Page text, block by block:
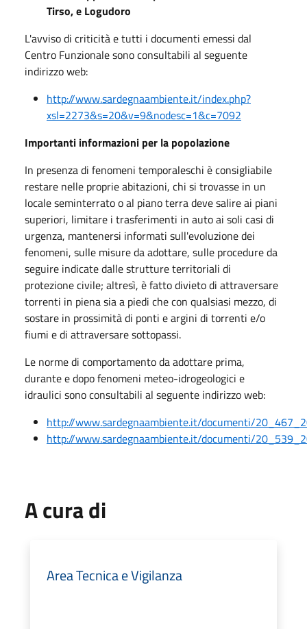
Tirso, e Logudoro
L'avviso di criticità e tutti i documenti emessi dal
Centro Funzionale sono consultabili al seguente
indirizzo web:
http://www.sardegnaambiente.it/index.php?
xsl=2273&s=20&v=9&nodesc=1&c=7092
Importanti informazioni per la popolazione
In presenza di fenomeni temporaleschi è consigliabile
restare nelle proprie abitazioni, chi si trovasse in un
locale seminterrato o al piano terra deve salire ai piani
superiori, limitare i trasferimenti in auto ai soli casi di
urgenza, mantenersi informati sull'evoluzione dei
fenomeni, sulle misure da adottare, sulle procedure da
seguire indicate dalle strutture territoriali di
protezione civile; altresì, è fatto divieto di attraversare
torrenti in piena sia a piedi che con qualsiasi mezzo, di
sostare in prossimità di ponti e argini di torrenti e/o
fiumi e di attraversare sottopassi.
Le norme di comportamento da adottare prima,
durante e dopo fenomeni meteo-idrogeologici e
idraulici sono consultabili al seguente indirizzo web:
http://www.sardegnaambiente.it/documenti/
http://www.sardegnaambiente.it/documenti/
A cura di
Area Tecnica e Vigilanza